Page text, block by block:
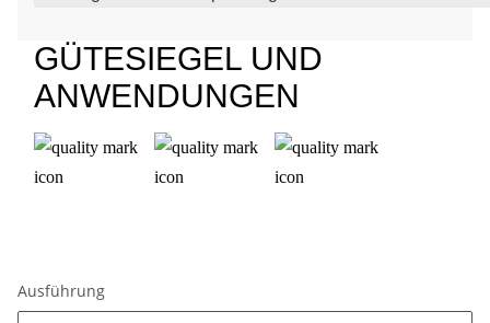
GÜTESIEGEL UND
ANWENDUNGEN
Ausführung